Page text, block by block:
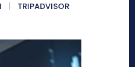
TRIPADVISOR